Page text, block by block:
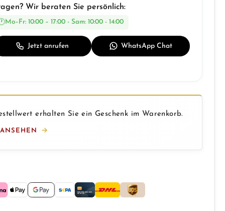
Wir beraten Sie persönlich:
Mo–Fr: 10:00 – 17:00 - Sam: 10:00 - 14:00
Jetzt anrufen WhatsApp Chat
erhalten Sie ein Geschenk im Warenkorb.